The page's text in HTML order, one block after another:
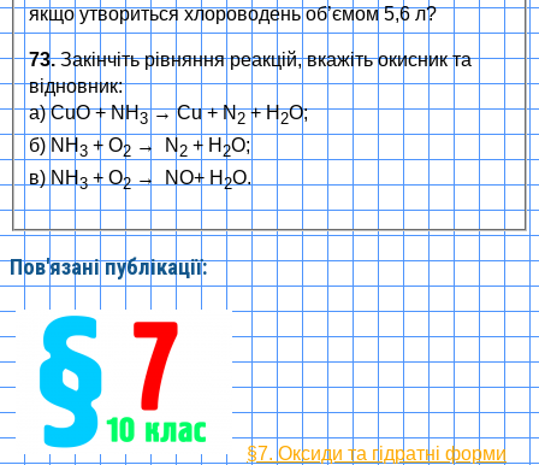
якщо утвориться хлороводень об’ємом 5,6 л?
73.Закінчіть рівняння реакцій, вкажіть окисник та
відновник:
а) CuO + NH3→ Cu + N2+ H2O;
б) NH 3 + O2 → N 2 + H 2O;
в) NH 3 + O2 → NO+ H 2O.
Пов'язані публікації:
§7. Оксиди та гідратні форми